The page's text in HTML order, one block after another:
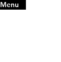
Menu